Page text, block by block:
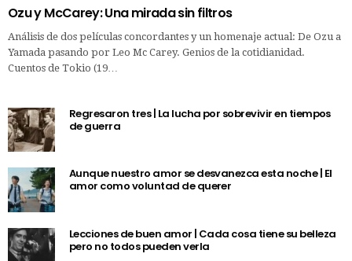
Ozu y McCarey: Una mirada sin filtros
Análisis de dos películas concordantes y un homenaje actual: De Ozu a
Yamada pasando por Leo Mc Carey. Genios de la cotidianidad.
Cuentos de Tokio (19…
Regresaron tres | La lucha por sobrevivir en tiempos
de guerra
Aunque nuestro amor se desvanezca esta noche | El
amor como voluntad de querer
Lecciones de buen amor | Cada cosa tiene su belleza
pero no todos pueden verla